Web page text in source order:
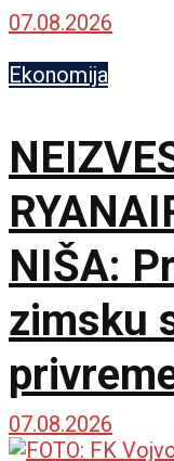
Milo
07.08.2026
Ekonomija
NIŠA:
zimsku
07.08.2026